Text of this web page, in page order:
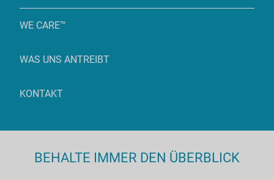
WE CARE™
WAS UNS ANTREIBT
KONTAKT
BEHALTE IMMER DEN ÜBERBLICK